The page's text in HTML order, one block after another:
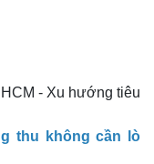
- Xu hướng tiêu
thu không cần lò